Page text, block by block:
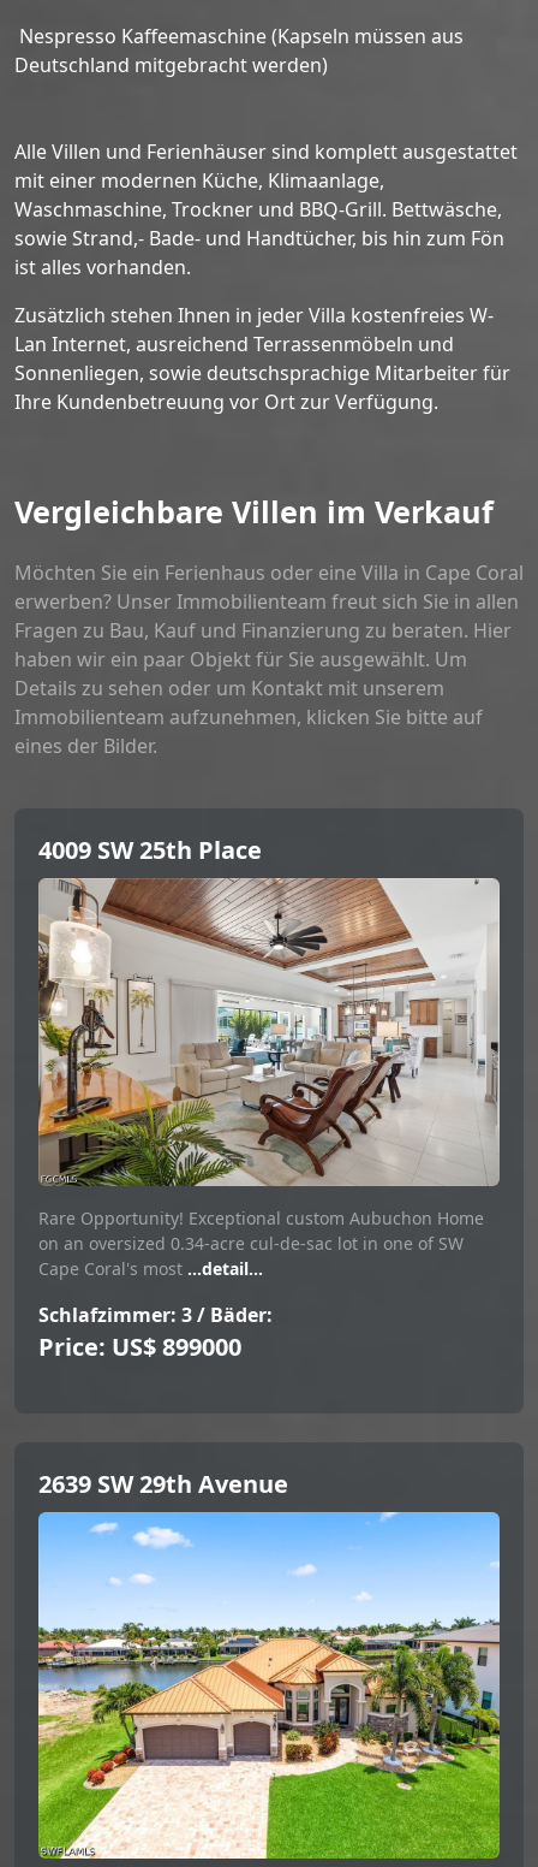
Nespresso Kaffeemaschine (Kapseln müssen aus
Deutschland mitgebracht werden)
Alle Villen und Ferienhäuser sind komplett ausgestattet
mit einer modernen Küche, Klimaanlage,
Waschmaschine, Trockner und BBQ-Grill. Bettwäsche,
sowie Strand,- Bade- und Handtücher, bis hin zum Fön
ist alles vorhanden.
Zusätzlich stehen Ihnen in jeder Villa kostenfreies W-
Lan Internet, ausreichend Terrassenmöbeln und
Sonnenliegen, sowie deutschsprachige Mitarbeiter für
Ihre Kundenbetreuung vor Ort zur Verfügung.
Vergleichbare Villen im Verkauf
Möchten Sie ein Ferienhaus oder eine Villa in Cape Coral
erwerben? Unser Immobilienteam freut sich Sie in allen
Fragen zu Bau, Kauf und Finanzierung zu beraten. Hier
haben wir ein paar Objekt für Sie ausgewählt. Um
Details zu sehen oder um Kontakt mit unserem
Immobilienteam aufzunehmen, klicken Sie bitte auf
eines der Bilder.
4009 SW 25th Place
Rare Opportunity! Exceptional custom Aubuchon Home
on an oversized 0.34-acre cul-de-sac lot in one of SW
Cape Coral's most ...detail...
Schlafzimmer: 3 / Bäder:
Price: US$ 899000
2639 SW 29th Avenue